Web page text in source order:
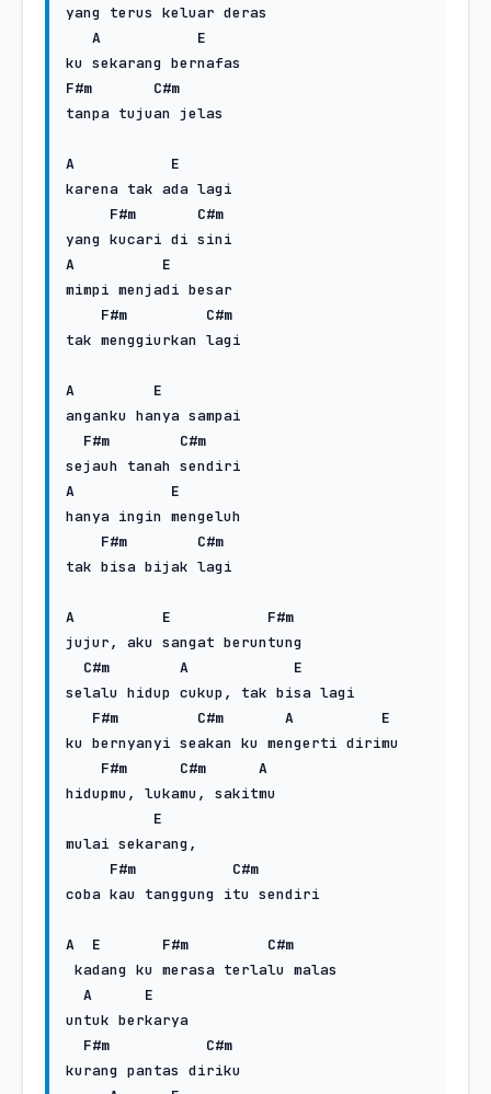
yang terus keluar deras
A
E
F#m
C#m
tanpa tujuan jelas
A
E
karena tak ada lagi
F#m
C#m
A
E
mimpi menjadi besar
F#m
C#m
tak menggiurkan lagi
A
E
anganku hanya sampai
F#m
C#m
A
E
hanya ingin mengeluh
F#m
C#m
tak bisa bijak lagi
A E
F#m
jujur, aku sangat beruntung
C#m
A
E
selalu hidup cukup, tak bisa lagi
F#m
C#m A
E
ku bernyanyi seakan ku mengerti dirimu
F#m
C#m
A
hidupmu, lukamu, sakitmu
E
mulai sekarang,
F#m
C#m
coba kau tanggung itu sendiri
A E F#m
C#m
A
E
untuk berkarya
F#m
C#m
kurang pantas diriku